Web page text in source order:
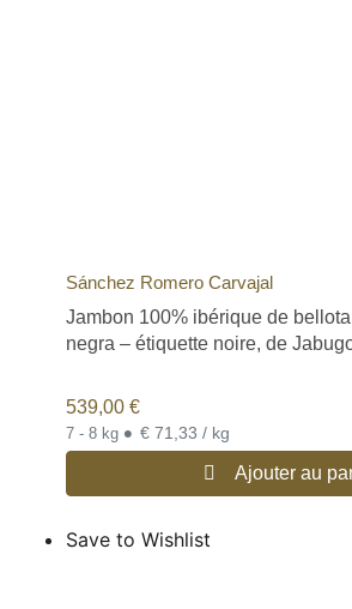
Sánchez Romero Carvajal
Jambon 100% ibérique de
negra – étiquette noire, de
539,00 €
7 - 8 kg • € 71,33 / kg
Ajouter au
Save to Wishlist